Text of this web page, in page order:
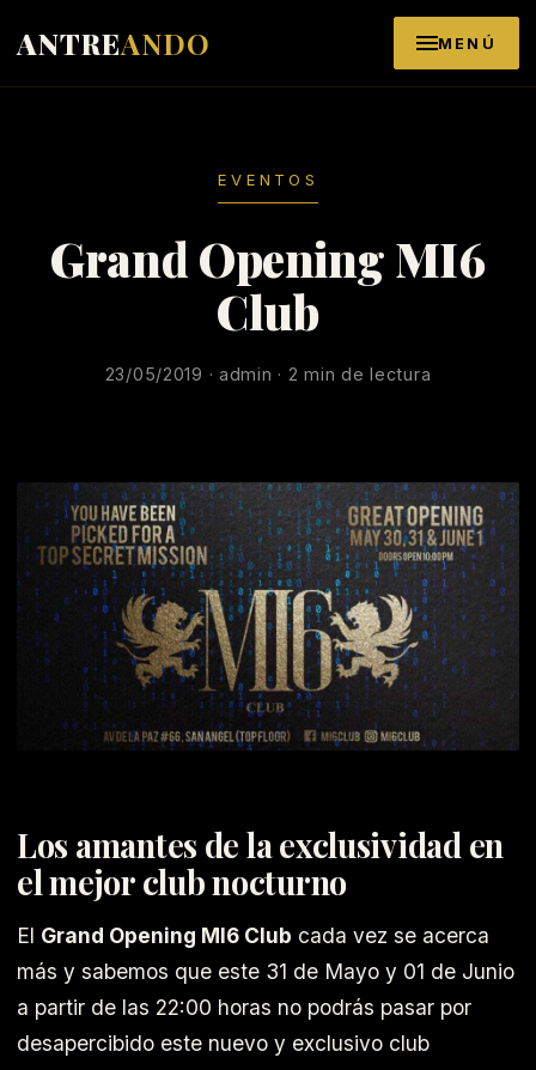
ANTREANDO MENÚ
EVENTOS
Grand Opening MI6
Club
23/05/2019 · admin · 2 min de lectura
Los amantes de la exclusividad en
el mejor club nocturno
El Grand Opening MI6 Club cada vez se acerca
más y sabemos que este 31 de Mayo y 01 de Junio
a partir de las 22:00 horas no podrás pasar por
desapercibido este nuevo y exclusivo club